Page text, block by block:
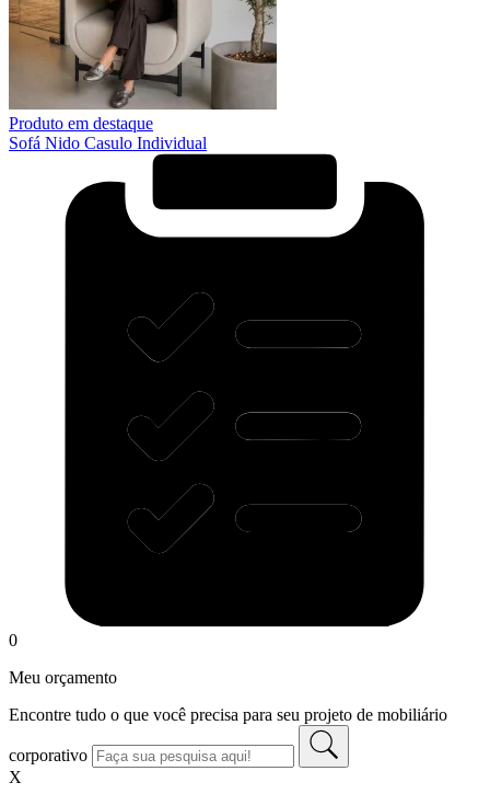
Produto em destaque
Sofá Nido Casulo Individual
0
Meu orçamento
Encontre tudo o que você precisa para seu projeto de mobiliário
corporativo
X